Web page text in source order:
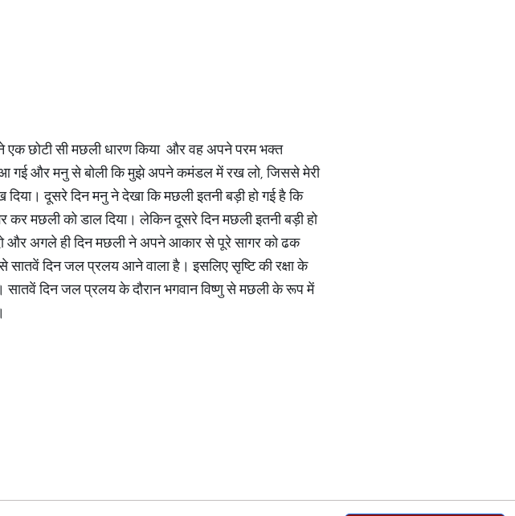
एक छोटी सी मछली धारण किया और वह अपने परम भक्त
गई और मनु से बोली कि मुझे अपने कमंडल में रख लो, जिससे मेरी
दूसरे दिन मनु ने देखा कि मछली इतनी बड़ी हो गई है कि
मछली को डाल दिया। लेकिन दूसरे दिन मछली इतनी बड़ी हो
और अगले ही दिन मछली ने अपने आकार से पूरे सागर को ढक
दिन जल प्रलय आने वाला है। इसलिए सृष्टि की रक्षा के
दिन जल प्रलय के दौरान भगवान विष्णु से मछली के रूप में